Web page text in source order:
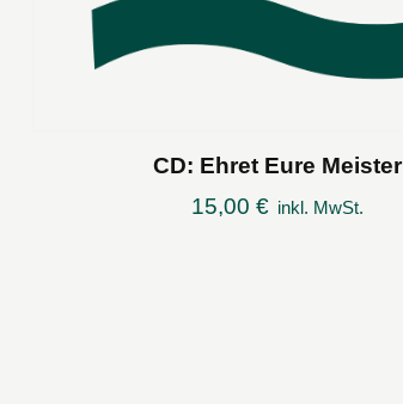
CD: Ehret Eure Meister
15,00 € inkl. MwSt.